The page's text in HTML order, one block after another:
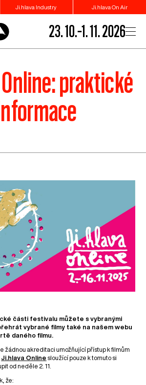
Ji.hlava Industry Ji.hlava On Air
23. 10.–1. 11. 2026
praktické
části festivalu můžete s vybranými
vybrané filmy také na našem webu
daného filmu.
žádnou akreditaci umožňující přístup k filmům
Ji.hlava Online sloužící pouze k tomuto si
od neděle 2. 11.
že: